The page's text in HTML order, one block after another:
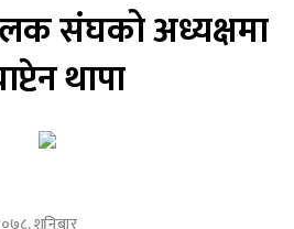
संघको अध्यक्षमा
थापा